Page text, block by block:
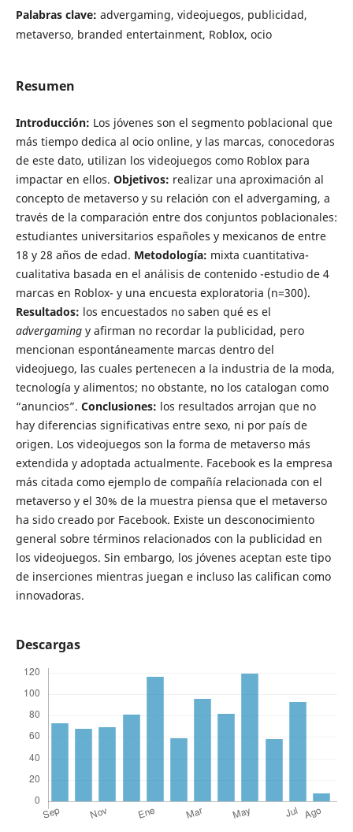
Palabras clave: advergaming, videojuegos, publicidad,
metaverso, branded entertainment, Roblox, ocio
Resumen
Introducción: Los jóvenes son el segmento poblacional que
más tiempo dedica al ocio online, y las marcas, conocedoras
de este dato, utilizan los videojuegos como Roblox para
impactar en ellos. Objetivos: realizar una aproximación al
concepto de metaverso y su relación con el advergaming, a
través de la comparación entre dos conjuntos poblacionales:
estudiantes universitarios españoles y mexicanos de entre
18 y 28 años de edad. Metodología: mixta cuantitativa-
cualitativa basada en el análisis de contenido -estudio de 4
marcas en Roblox- y una encuesta exploratoria (n=300).
Resultados: los encuestados no saben qué es el
advergaming y afirman no recordar la publicidad, pero
mencionan espontáneamente marcas dentro del
videojuego, las cuales pertenecen a la industria de la moda,
tecnología y alimentos; no obstante, no los catalogan como
“anuncios”. Conclusiones: los resultados arrojan que no
hay diferencias significativas entre sexo, ni por país de
origen. Los videojuegos son la forma de metaverso más
extendida y adoptada actualmente. Facebook es la empresa
más citada como ejemplo de compañía relacionada con el
metaverso y el 30% de la muestra piensa que el metaverso
ha sido creado por Facebook. Existe un desconocimiento
general sobre términos relacionados con la publicidad en
los videojuegos. Sin embargo, los jóvenes aceptan este tipo
de inserciones mientras juegan e incluso las califican como
innovadoras.
Descargas